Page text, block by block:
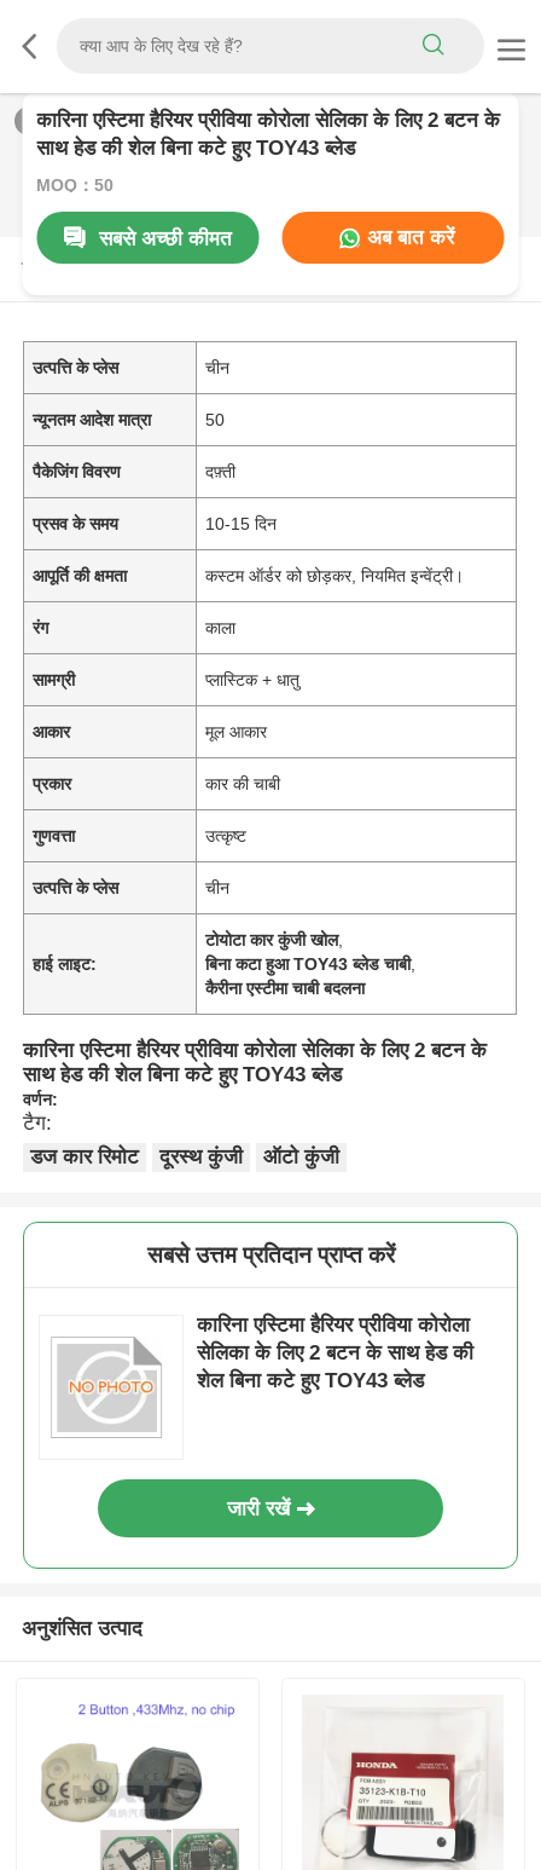
/0
कारिना एस्टिमा हैरियर प्रीविया कोरोला सेलिका के लिए 2 बटन के
साथ हेड की शेल बिना कटे हुए TOY43 ब्लेड
MOQ：50
सबसे अच्छी कीमत
अब बात करें
उत्पाद विवरण
उत्पत्ति के प्लेस चीन
न्यूनतम आदेश मात्रा 50
पैकेजिंग विवरण दफ़्ती
प्रसव के समय 10-15 दिन
आपूर्ति की क्षमता कस्टम ऑर्डर को छोड़कर, नियमित इन्वेंट्री।
रंग काला
सामग्री प्लास्टिक + धातु
आकार मूल आकार
प्रकार कार की चाबी
गुणवत्ता उत्कृष्ट
उत्पत्ति के प्लेस चीन
हाई लाइट:
टोयोटा कार कुंजी खोल,
बिना कटा हुआ TOY43 ब्लेड चाबी,
कैरीना एस्टीमा चाबी बदलना
कारिना एस्टिमा हैरियर प्रीविया कोरोला सेलिका के लिए 2 बटन के
साथ हेड की शेल बिना कटे हुए TOY43 ब्लेड
वर्णन:
टैग:
डज कार रिमोट
दूरस्थ कुंजी ऑटो कुंजी
सबसे उत्तम प्रतिदान प्राप्त करें
कारिना एस्टिमा हैरियर प्रीविया कोरोला
सेलिका के लिए 2 बटन के साथ हेड की
शेल बिना कटे हुए TOY43 ब्लेड
जारी रखें
अनुशंसित उत्पाद